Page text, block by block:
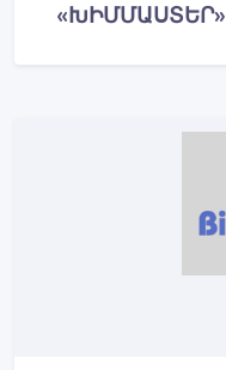
«ԽԻՄՄԱՍՏԵՐ»